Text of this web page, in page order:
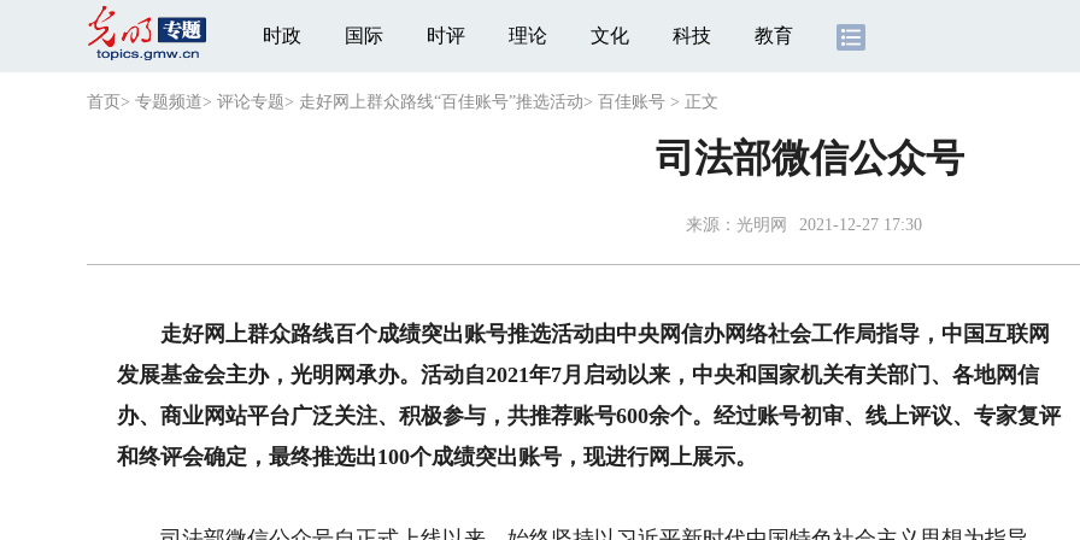
时政 国际 时评 理论 文化 科技 教育
首页 > 专题频道> 评论专题> 走好网上群众路线“百佳账号”推选活动> 百佳账号 > 正文
司法部微信公众号
来源： 光明网 2021-12-27 17:30
走好网上群众路线百个成绩突出账号推选活动由中央网信办网络社会工作局指导，中国互联网
发展基金会主办，光明网承办。活动自2021年7月启动以来，中央和国家机关有关部门、各地网信
办、商业网站平台广泛关注、积极参与，共推荐账号600余个。经过账号初审、线上评议、专家复评
和终评会确定，最终推选出100个成绩突出账号，现进行网上展示。